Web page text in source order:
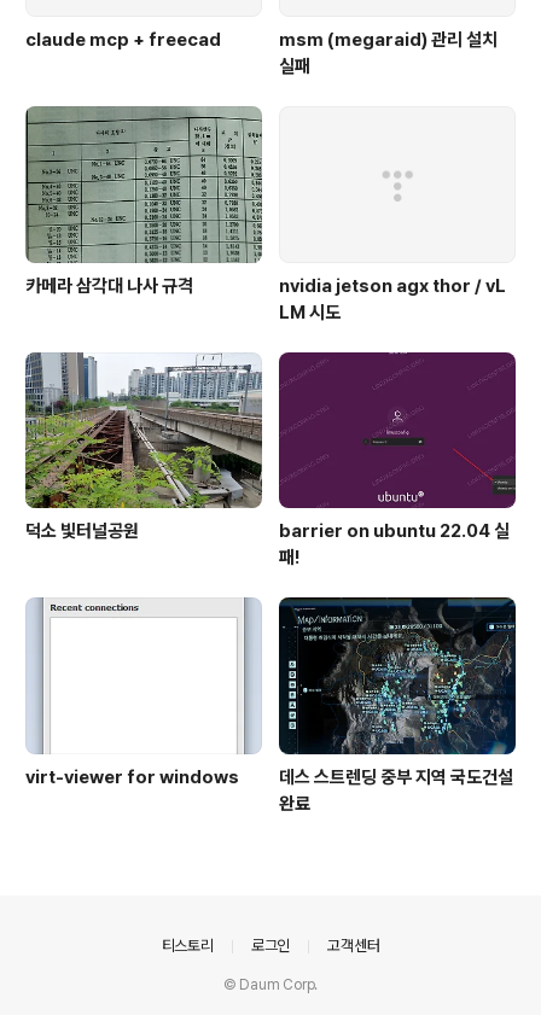
claude mcp + freecad
msm (megaraid) 관리 설치
실패
카메라 삼각대 나사 규격
nvidia jetson agx thor / vL
LM 시도
덕소 빛터널공원
barrier on ubuntu 22.04 실
패!
virt-viewer for windows
데스 스트렌딩 중부 지역 국도건설
완료
티스토리 로그인 고객센터
© Daum Corp.